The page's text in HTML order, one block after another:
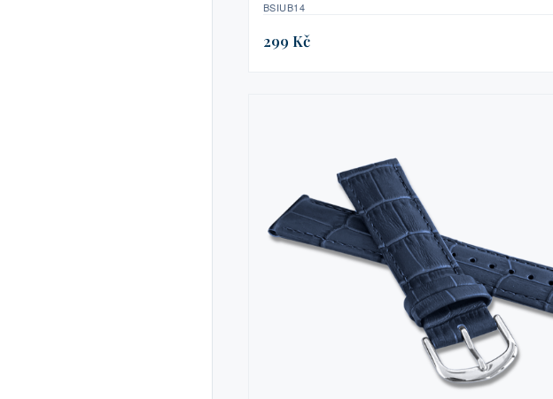
BSIUB14
299 Kč